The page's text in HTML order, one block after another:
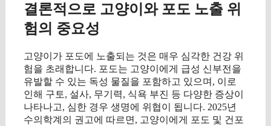
결론적으로 고양이와 포도 노출 위
험의 중요성
고양이가 포도에 노출되는 것은 매우 심각한 건강 위
험을 초래합니다. 포도는 고양이에게 급성 신부전을
유발할 수 있는 독성 물질을 포함하고 있으며, 이로
인해 구토, 설사, 무기력, 식욕 부진 등 다양한 증상이
나타나고, 심한 경우 생명에 위협이 됩니다. 2025년
수의학계의 권고에 따르면, 고양이에게 포도 및 건포